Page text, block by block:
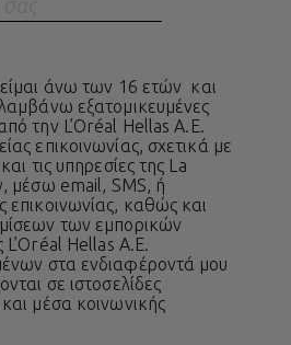
άνω των 16 ετών και
εξατομικευμένες
την L’Oréal Hellas A.E.
επικοινωνίας, σχετικά με
τις υπηρεσίες της La
μέσω email, SMS, ή
επικοινωνίας, καθώς και
των εμπορικών
Hellas A.E.
στα ενδιαφέροντά μου
σε ιστοσελίδες
μέσα κοινωνικής